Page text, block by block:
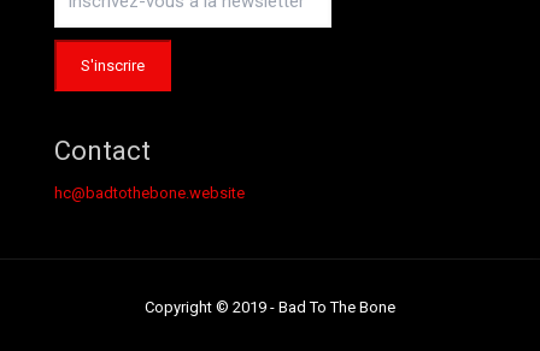
Contact
hc@badtothebone.website
Copyright © 2019 - Bad To The Bone